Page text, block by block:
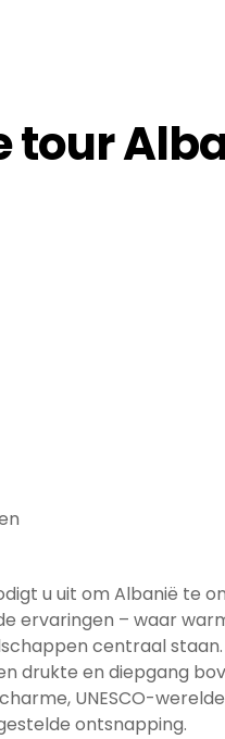
tour
u uit om Albanië te
ervaringen – waar
centraal
drukte en diepgang
UNESCO-
ontsnapping.